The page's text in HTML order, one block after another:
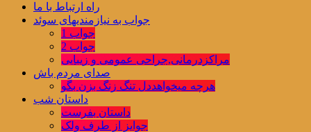
راه ارتباط با ما
جواب به نیازمندیهای سوئد
جواب 1
جواب 2
مراکزدرمانی,جراحی عمومی و زیبایی
صدای مردم باش
هرچه میخواهددل تنگ زنگ بزن بگو
داستان شب
داستان بفرست
جوایز از طرف ولک